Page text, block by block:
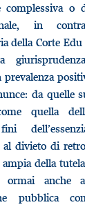
complessiva o
in
della Corte
da quelle
quella
al divieto di
della
ormai
pubblica